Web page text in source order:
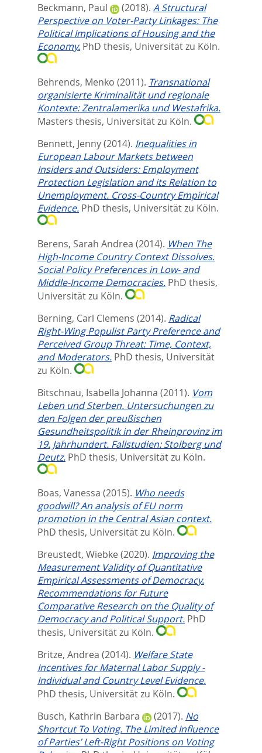
Beckmann, Paul
(2018). A Structural
Perspective on Voter-Party Linkages: The
Political Implications of Housing and the
Economy. PhD thesis, Universität zu Köln.
Behrends, Menko (2011). Transnational
organisierte Kriminalität und regionale
Kontexte: Zentralamerika und Westafrika.
Masters thesis, Universität zu Köln.
Bennett, Jenny(2014). Inequalities in
European Labour Markets between
Insiders and Outsiders: Employment
Protection Legislation and its Relation to
Unemployment. Cross-Country Empirical
Evidence. PhD thesis, Universität zu Köln.
Berens, Sarah Andrea (2014). When The
High-Income Country Context Dissolves.
Social Policy Preferences in Low- and
Middle-Income Democracies. PhD thesis,
Universität zu Köln.
Berning, Carl Clemens (2014). Radical
Right-Wing Populist Party Preference and
Perceived Group Threat: Time, Context,
and Moderators. PhD thesis, Universität
zu Köln.
Bitschnau, Isabella Johanna (2011). Vom
Leben und Sterben. Untersuchungen zu
den Folgen der preußischen
Gesundheitspolitik in der Rheinprovinz im
19. Jahrhundert. Fallstudien: Stolberg und
Deutz. PhD thesis, Universität zu Köln.
Boas, Vanessa (2015). Who needs
goodwill? An analysis of EU norm
promotion in the Central Asian context.
PhD thesis, Universität zu Köln.
Breustedt, Wiebke (2020). Improving the
Measurement Validity of Quantitative
Empirical Assessments of Democracy.
Recommendations for Future
Comparative Research on the Quality of
Democracy and Political Support. PhD
thesis, Universität zu Köln.
Britze, Andrea (2014). Welfare State
Incentives for Maternal Labor Supply -
Individual and Country Level Evidence.
PhD thesis, Universität zu Köln.
Busch, Kathrin Barbara
(2017). No
Shortcut To Voting. The Limited Influence
of Parties’ Left-Right Positions on Voting